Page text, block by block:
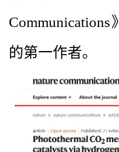
的第一作者。